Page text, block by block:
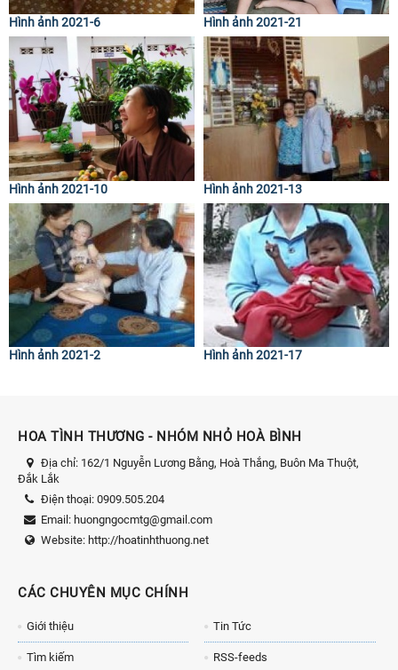
Hình ảnh 2021-6 Hình ảnh 2021-21
Hình ảnh 2021-10 Hình ảnh 2021-13
Hình ảnh 2021-2 Hình ảnh 2021-17
HOA TÌNH THƯƠNG - NHÓM NHỎ HOÀ BÌNH
Địa chỉ: 162/1 Nguyễn Lương Bằng, Hoà Thắng, Buôn Ma Thuột,
Đắk Lắk
Điện thoại: 0909.505.204
Email: huongngocmtg@gmail.com
Website: http://hoatinhthuong.net
CÁC CHUYÊN MỤC CHÍNH
Giới thiệu Tin Tức
Tìm kiếm RSS-feeds